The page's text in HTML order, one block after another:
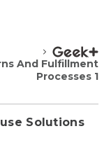
And Fulfillment
Processes 1
Solutions